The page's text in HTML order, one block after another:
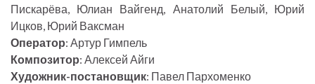
Пискарёва, Юлиан Вайгенд, Анатолий Белый, Юрий
Ицков, Юрий Ваксман
Оператор: Артур Гимпель
Композитор: Алексей Айги
Художник-постановщик: Павел Пархоменко